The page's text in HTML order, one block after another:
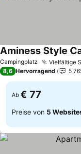
Campingplatz Vielfältige
8,6 Hervorragend 5
Ab € 77
Preise von 5